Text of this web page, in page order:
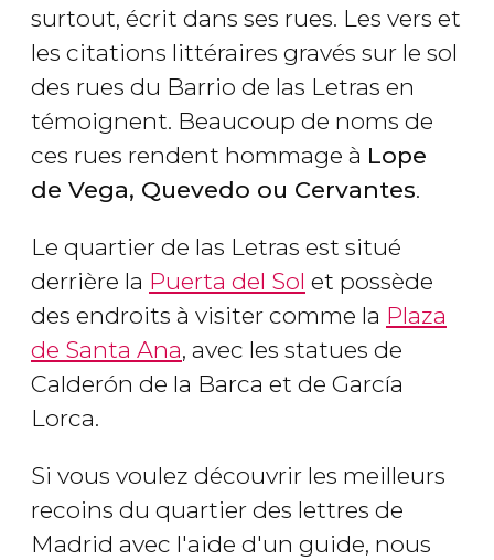
surtout, écrit dans ses rues. Les vers et
les citations littéraires gravés sur le sol
des rues du Barrio de las Letras en
témoignent. Beaucoup de noms de
ces rues rendent hommage à Lope
de Vega, Quevedo ou Cervantes.
Le quartier de las Letras est situé
derrière la Puerta del Sol et possède
des endroits à visiter comme la Plaza
de Santa Ana, avec les statues de
Calderón de la Barca et de García
Lorca.
Si vous voulez découvrir les meilleurs
recoins du quartier des lettres de
Madrid avec l'aide d'un guide, nous